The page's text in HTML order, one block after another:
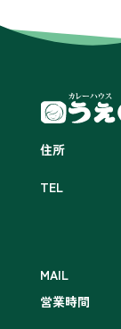
住所
TEL
MAIL
営業時間